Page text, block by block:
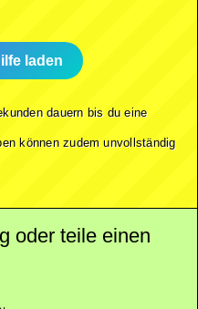
laden
dauern bis du eine
können zudem unvollständig
oder teile einen